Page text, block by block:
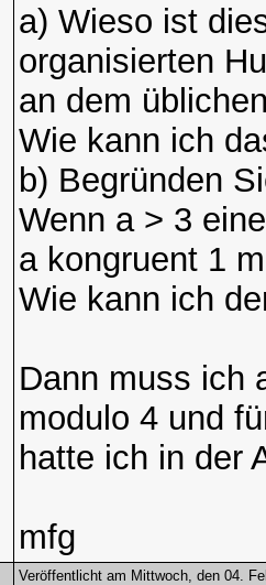
a) Wieso ist
organisierten
an dem
Wie kann ich
b) Begründen
Wenn a > 3
a kongruent 1
Wie kann ich
Dann muss ich
modulo 4 und
hatte ich in der
mfg
Veröffentlicht am Mittwoch, den 04.